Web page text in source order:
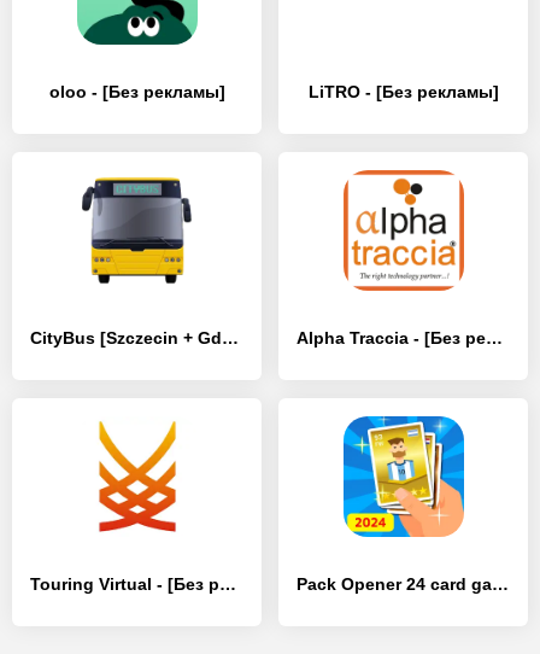
oloo - [Без рекламы] LiTRO - [Без рекламы]
CityBus [Szczecin + Gdańsk] - [Без рекламы] Alpha Traccia - [Без рекламы]
Touring Virtual - [Без рекламы] Pack Opener 24 card game TCG